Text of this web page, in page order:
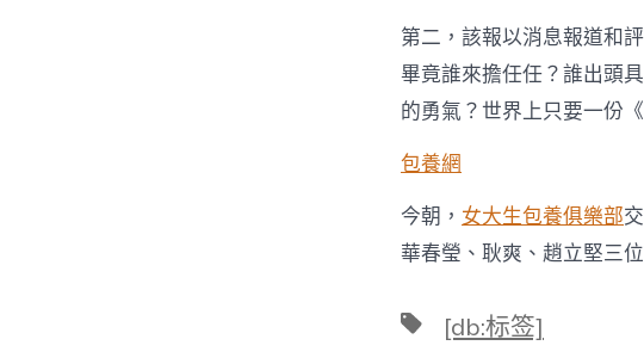
第二，該報以消息報道和
畢竟誰來擔任任？誰出頭
的勇氣？世界上只要一份
包養網
今朝， 女大生包養俱樂部
華春瑩、耿爽、趙立堅三
標 [db:标签]